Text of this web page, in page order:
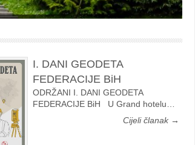
I. DANI GEODETA
FEDERACIJE BiH
ODRŽANI I. DANI GEODETA
FEDERACIJE BiH U Grand hotelu…
Cijeli članak →